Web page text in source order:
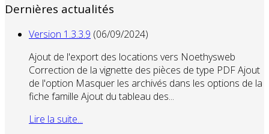
Dernières actualités
Version 1.3.3.9 (06/09/2024)
Ajout de l'export des locations vers Noethysweb
Correction de la vignette des pièces de type PDF Ajout
de l'option Masquer les archivés dans les options de la
fiche famille Ajout du tableau des...
Lire la suite...